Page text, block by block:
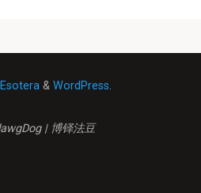
Esotera & WordPress.
| 博铎法豆